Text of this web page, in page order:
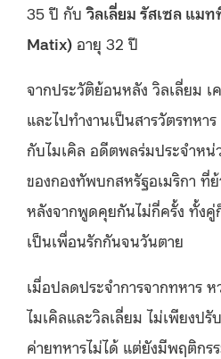
35 ปี กับวิลเลี่ยม รัสเซล แม
Matix) อายุ 32 ปี
จากประวัติย้อนหลัง วิลเลี่ยม
และไปทำงานเป็นสารวัตรทหาร
กับไมเคิล อดีตพลร่มประจำหน่
ของกองทัพบกสหรัฐอเมริกา ที่
หลังจากพูดคุยกันไม่กี่ครั้ง ทั้ง
เป็นเพื่อนรักกันจนวันตาย
เมื่อปลดประจำการจากทหาร
ไมเคิลและวิลเลี่ยม ไม่เพียงปรั
ค่ายทหารไม่ได้ แต่ยังมีพฤติก